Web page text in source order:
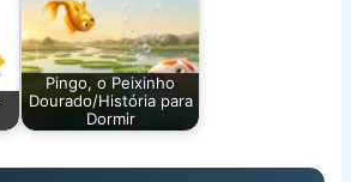
Pingo, o Peixinho
Dourado/História para
Dormir